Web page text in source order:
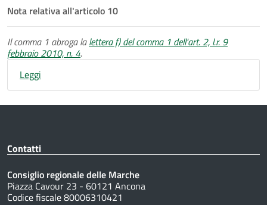
Nota relativa all'articolo 10
Il comma 1 abroga lalettera f) del comma 1 dell'art. 2, l.r. 9
febbraio 2010, n. 4.
Leggi
Contatti
Consiglio regionale delle Marche
Piazza Cavour 23 - 60121 Ancona
Codice fiscale 80006310421